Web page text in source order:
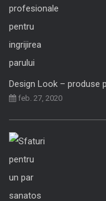
Design Look – produse
feb. 27, 2020